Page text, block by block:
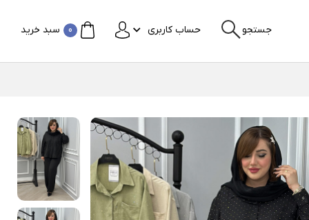
جستجو حساب کاربری سبد خرید 0